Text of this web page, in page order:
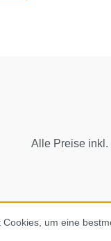
Alle Preise inkl.
um eine